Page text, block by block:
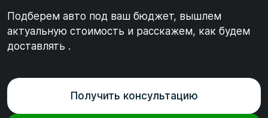
Подберем авто под ваш бюджет, вышлем
актуальную стоимость и расскажем, как будем
доставлять .
Получить консультацию